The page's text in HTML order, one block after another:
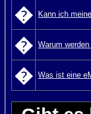
� Kann ich
� Warum
� Was ist eine